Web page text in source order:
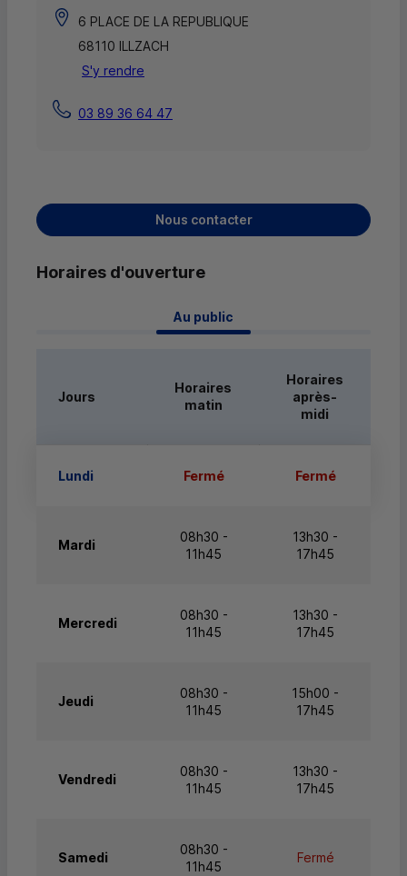
6 PLACE DE LA REPUBLIQUE
68110 ILLZACH
S'y rendre
03 89 36 64 47
Nous contacter
Horaires d'ouverture
Au public
Jours
Horaires
matin
Horaires
après-
midi
Lundi Fermé Fermé
Mardi
08h30 -
11h45
13h30 -
17h45
Mercredi
08h30 -
11h45
13h30 -
17h45
Jeudi
08h30 -
11h45
15h00 -
17h45
Vendredi
08h30 -
11h45
13h30 -
17h45
Samedi
08h30 -
11h45
Fermé